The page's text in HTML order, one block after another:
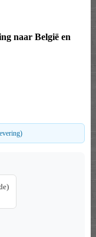
naar België en